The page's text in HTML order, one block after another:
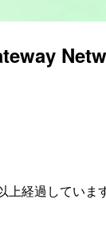
経過していま